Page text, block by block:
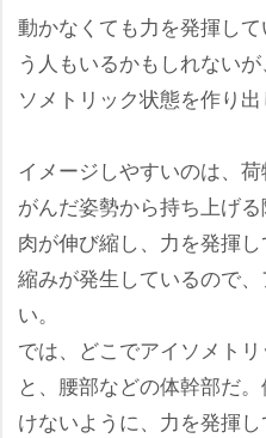
動かなくても力を発揮し
う人もいるかもしれない
ソメトリック状態を作り出
イメージしやすいのは、
がんだ姿勢から持ち上げ
肉が伸び縮し、力を発揮
縮みが発生しているので
い。
では、どこでアイソメト
と、腰部などの体幹部だ
けないように、力を発揮